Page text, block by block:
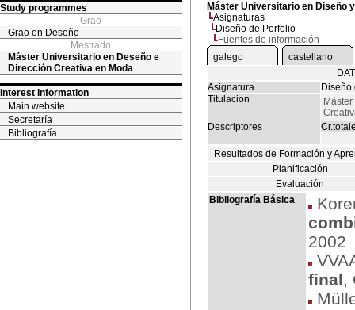
Study programmes
Grao
Grao en Deseño
Mestrado
Máster Universitario en Deseño e
Dirección Creativa en Moda
Interest Information
Main website
Secretaría
Bibliografía
Máster Universitario en Diseño
Asignaturas
Diseño de Porfolio
Fuentes de información
galego
castellano
Asignatura
Diseño
Titulacion
Descriptores
Resultados de Formación y
Planificación
Evaluación
Bibliografía Básica
2002
final,